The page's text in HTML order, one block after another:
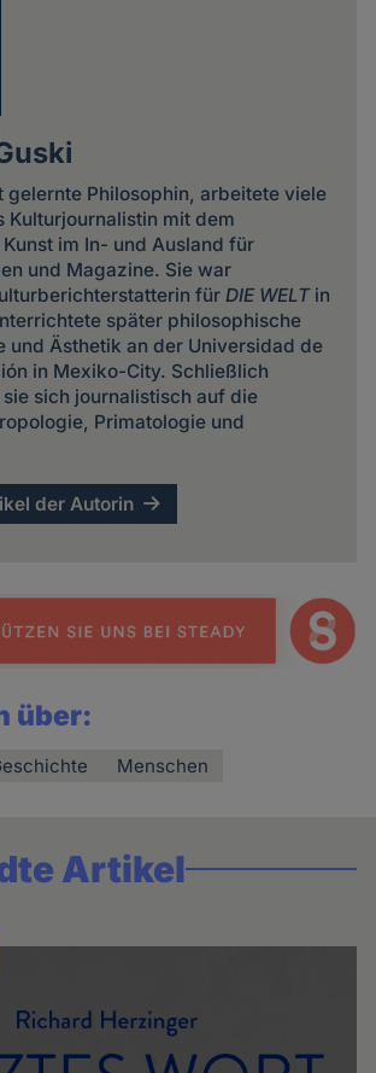
gelernte Philosophin, arbeitete viele
Kulturjournalistin mit dem
im In- und Ausland für
und Magazine. Sie war
für DIE WELTin
später philosophische
und Ästhetik an der Universidad de
in Mexiko-City. Schließlich
sich journalistisch auf die
Primatologie und
der Autorin
über:
Menschen
Artikel